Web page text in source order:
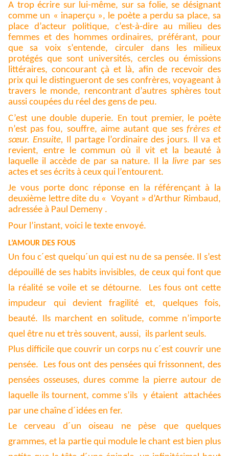
A trop écrire sur lui-même, sur sa folie, se désignant
comme un « inaperçu », le poète a perdu sa place, sa
place d’acteur politique, c’est-à-dire au milieu des
femmes et des hommes ordinaires, préférant, pour
que sa voix s’entende, circuler dans les milieux
protégés que sont universités, cercles ou émissions
littéraires, concourant çà et là, afin de recevoir des
prix qui le distingueront de ses confrères, voyageant à
travers le monde, rencontrant d’autres sphères tout
aussi coupées du réel des gens de peu.
C’est une double duperie. En tout premier, le poète
n’est pas fou, souffre, aime autant que ses frères et
sœur. Ensuite, Il partage l’ordinaire des jours. Il va et
revient, entre le commun où il vit et la beauté à
laquelle il accède de par sa nature. Il lalivre par ses
actes et ses écrits à ceux qui l’entourent.
Je vous porte donc réponse en la référençant à la
deuxième lettre dite du « Voyant » d’Arthur Rimbaud,
adressée à Paul Demeny .
Pour l’instant, voici le texte envoyé.
L’AMOUR DES FOUS
Un fou c´est quelqu´un qui est nu de sa pensée. Il s’est
dépouillé de ses habits invisibles, de ceux qui font que
la réalité se voile et se détourne. Les fous ont cette
impudeur qui devient fragilité et, quelques fois,
beauté. Ils marchent en solitude, comme n’importe
quel être nu et très souvent, aussi, ils parlent seuls.
Plus difficile que couvrir un corps nu c´est couvrir une
pensée. Les fous ont des pensées qui frissonnent, des
pensées osseuses, dures comme la pierre autour de
laquelle ils tournent, comme s’ils y étaient attachées
par une chaîne d´idées en fer.
Le cerveau d´un oiseau ne pèse que quelques
grammes, et la partie qui module le chant est bien plus